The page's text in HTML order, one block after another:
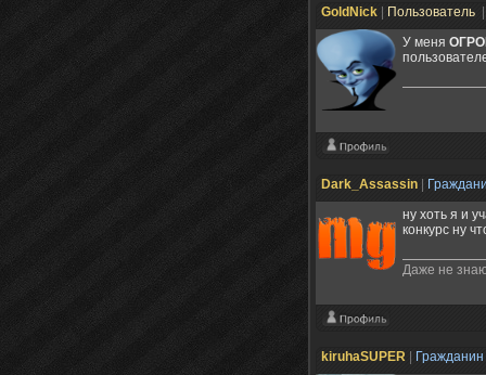
GoldNick Пользователь
У меня
Dark_Assassin
ну хоть я и
конкурс ну
Даже не
kiruhaSUPER
Гражданин